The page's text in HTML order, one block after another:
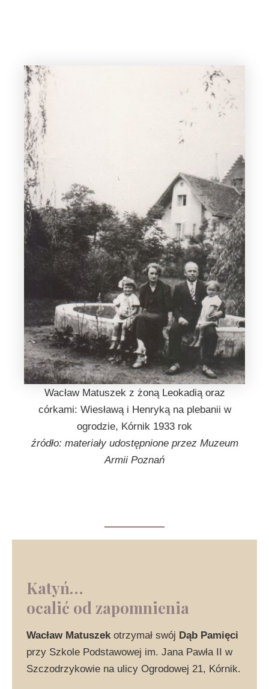
Wacław Matuszek z żoną Leokadią oraz
córkami: Wiesławą i Henryką na plebanii w
ogrodzie, Kórnik 1933 rok
źródło: materiały udostępnione przez Muzeum
Armii Poznań
Katyń…
ocalić od zapomnienia
Wacław Matuszek otrzymał swój Dąb Pamięci
przy Szkole Podstawowej im. Jana Pawła II w
Szczodrzykowie na ulicy Ogrodowej 21, Kórnik.